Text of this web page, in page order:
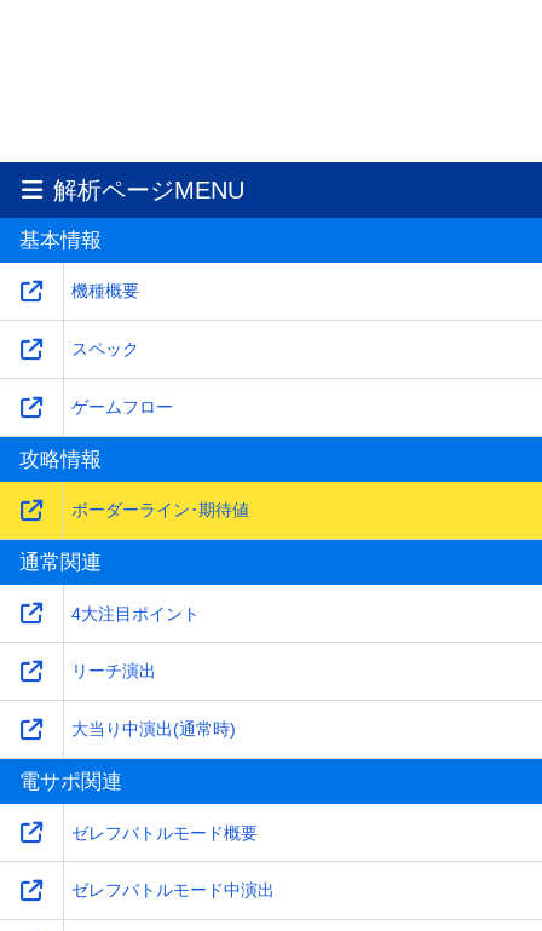
解析ページMENU
基本情報
機種概要
スペック
ゲームフロー
攻略情報
ボーダーライン･期待値
通常関連
4大注目ポイント
リーチ演出
大当り中演出(通常時)
電サポ関連
ゼレフバトルモード概要
ゼレフバトルモード中演出